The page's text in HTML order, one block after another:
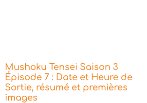
Mushoku Tensei Saison 3
Épisode 7 : Date et Heure de
Sortie, résumé et premières
images